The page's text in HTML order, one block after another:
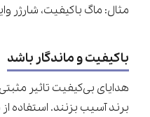
مثال: ماگ باکیفیت، شارژر
باکیفیت و ماندگار باشد
هدایای بی‌کیفیت تاثیر
برند آسیب بزنند. استفاده